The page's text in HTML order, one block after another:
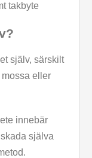
takbyte
själv, särskilt
eller
innebär
själva